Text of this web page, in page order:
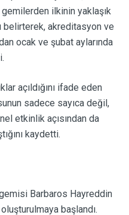
gemilerden ilkinin yaklaşık
belirterek, akreditasyon ve
ocak ve şubat aylarında
açıldığını ifade eden
sadece sayıca değil,
etkinlik açısından da
kaydetti.
Barbaros Hayreddin
başlandı.